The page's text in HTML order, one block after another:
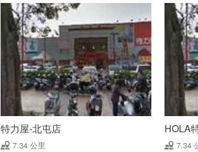
特力屋-北屯店
7.34 公里
HOLA
7.34